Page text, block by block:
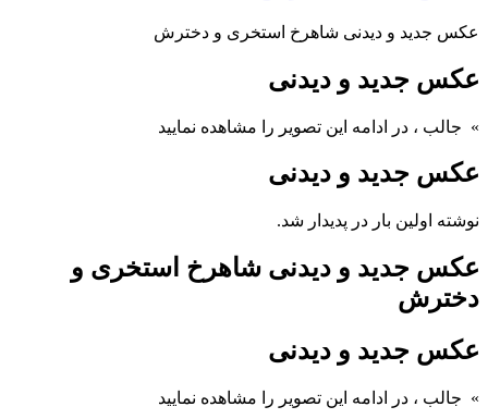
عکس جدید و دیدنی شاهرخ استخری و دخترش
عکس جدید و دیدنی
» جالب ، در ادامه این تصویر را مشاهده نمایید
عکس جدید و دیدنی
نوشته اولین بار در پدیدار شد.
عکس جدید و دیدنی شاهرخ استخری و
دخترش
عکس جدید و دیدنی
» جالب ، در ادامه این تصویر را مشاهده نمایید